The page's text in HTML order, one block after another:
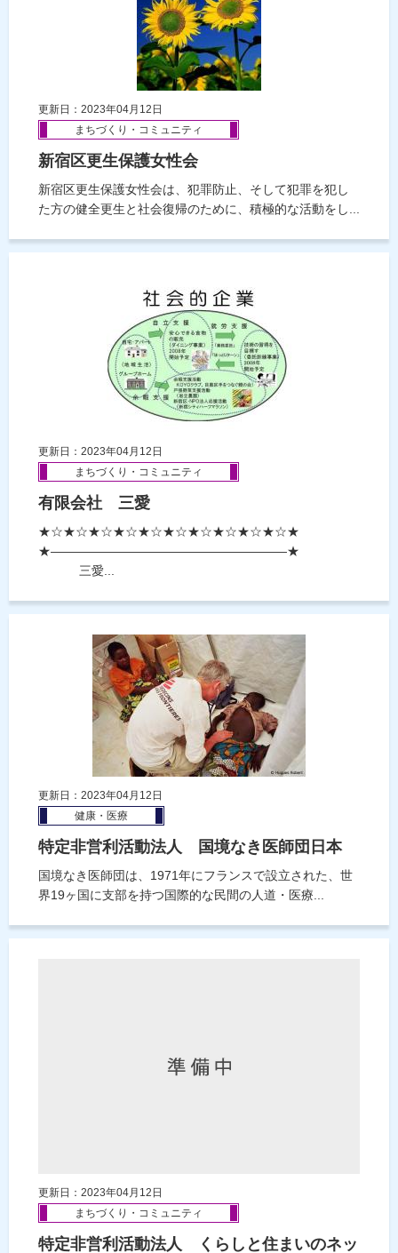
更新日：2023年04月12日
まちづくり・コミュニティ
新宿区更生保護女性会
新宿区更生保護女性会は、犯罪防止、そして犯罪を犯し
た方の健全更生と社会復帰のために、積極的な活動をし...
更新日：2023年04月12日
まちづくり・コミュニティ
有限会社 三愛
★☆★☆★☆★☆★☆★☆★☆★☆★☆★☆★
★―――――――――――――――――――★
三愛...
更新日：2023年04月12日
健康・医療
特定非営利活動法人 国境なき医師団日本
国境なき医師団は、1971年にフランスで設立された、世
界19ヶ国に支部を持つ国際的な民間の人道・医療...
更新日：2023年04月12日
まちづくり・コミュニティ
特定非営利活動法人 くらしと住まいのネッ